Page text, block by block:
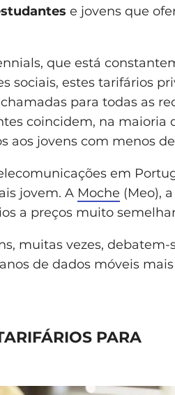
e jovens que
que está
sociais, estes tarifários
para todas as
coincidem, na maioria
aos jovens com menos de
em
jovem. A Moche (Meo), a
a preços muito
muitas vezes, debatem-
de dados móveis mais
PARA